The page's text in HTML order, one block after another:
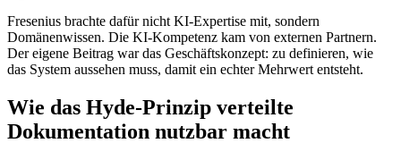
Fresenius brachte dafür nicht KI-Expertise mit, sondern
Domänenwissen. Die KI-Kompetenz kam von externen Partnern.
Der eigene Beitrag war das Geschäftskonzept: zu definieren, wie
das System aussehen muss, damit ein echter Mehrwert entsteht.
Wie das Hyde-Prinzip verteilte
Dokumentation nutzbar macht